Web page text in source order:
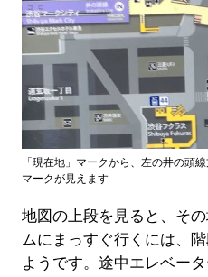
「現在地」マークから、左の井の頭
マークが見えます
地図の上段を見ると、そ
ムにまっすぐ行くには、
ようです。途中エレベー